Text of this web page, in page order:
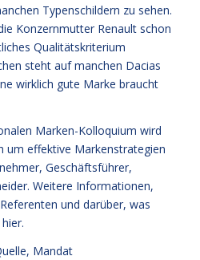
Typenschildern zu sehen.
Konzernmutter Renault schon
Qualitätskriterium
steht auf manchen Dacias
wirklich gute Marke braucht
Marken-Kolloquium wird
um effektive Markenstrategien
Geschäftsführer,
Weitere Informationen,
und darüber, was
.
, Mandat